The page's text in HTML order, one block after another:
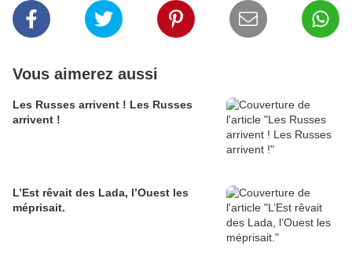
Vous aimerez aussi
Les Russes arrivent ! Les Russes
arrivent !
L’Est rêvait des Lada, l’Ouest les
méprisait.